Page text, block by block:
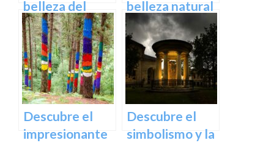
belleza del
Santuario de
Arantzazu en
Guipuzcoa –
Guía turística y
cultural
belleza natural
del Parque
Natural de
Aralar en tu
próxima
escapada
Descubre el
impresionante
Descubre el
simbolismo y la